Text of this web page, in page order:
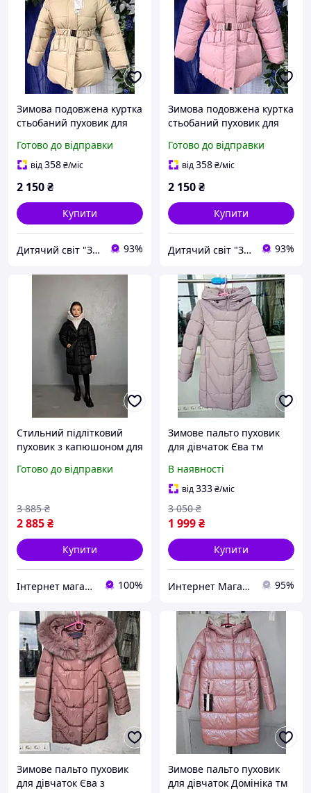
Зимова подовжена куртка
стьобаний пуховик для
кольору з приталеним
силуетом
Готово до відправки
від358₴/міс
2 150₴
Купити
Дитячий світ "Замок" 93%
Зимова подовжена куртка
стьобаний пуховик для
кольору з приталеним
силуетом
Готово до відправки
від358₴/міс
2 150₴
Купити
Дитячий світ "Замок" 93%
Стильний підлітковий
пуховик з капюшоном для
стьобане пальто для
Готово до відправки
2 885₴
3 885 ₴
Купити
Інтернет магазин "Nika Star" 100%
Зимове пальто пуховик
для дівчаток Єва тм
В наявності
від333₴/міс
1 999₴
3 050 ₴
Купити
Интернет Магазин Олеся 95%
Зимове пальто пуховик
для дівчаток Єва з
Зимове пальто пуховик
для дівчаток Домініка тм